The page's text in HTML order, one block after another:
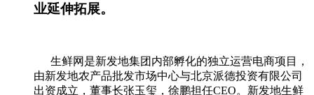
业延伸拓展。
生鲜网是新发地集团内部孵化的独立运营电商项目，
由新发地农产品批发市场中心与北京派德投资有限公司
出资成立，董事长张玉玺，徐鹏担任CEO。新发地生鲜